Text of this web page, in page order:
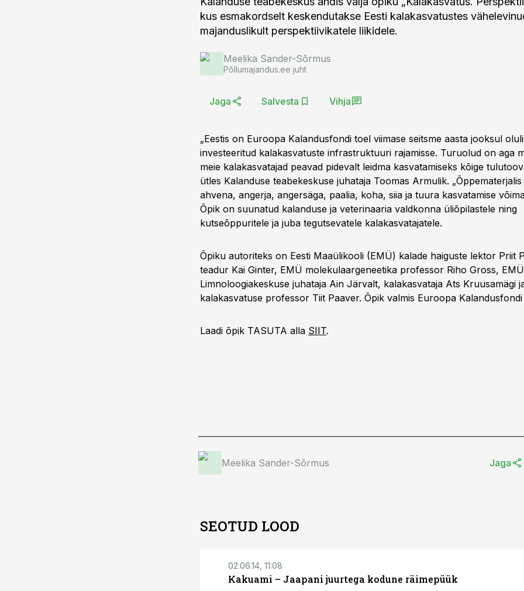
kus esmakordselt keskendutakse Eesti kalakasvatustes
majanduslikult perspektiivikatele liikidele.
Meelika Sander-Sõrmus
Põllumajandus.ee juht
Jaga Salvesta Vihja
„Eestis on Euroopa Kalandusfondi toel viimase seitsme aasta jooksul
investeeritud kalakasvatuste infrastruktuuri rajamisse. Turuolud on aga
meie kalakasvatajad peavad pidevalt leidma kasvatamiseks kõige
ütles Kalanduse teabekeskuse juhataja Toomas Armulik.
ahvena, angerja, angersäga, paalia, koha, siia ja tuura kasvatamise
Õpik on suunatud kalanduse ja veterinaaria valdkonna üliõpilastele ning
kutseõppuritele ja juba tegutsevatele kalakasvatajatele.
Õpiku autoriteks on Eesti Maaülikooli (EMÜ) kalade haiguste lektor Priit
teadur Kai Ginter, EMÜ molekulaargeneetika professor Riho Gross, EMÜ
Limnoloogiakeskuse juhataja Ain Järvalt, kalakasvataja Ats Kruusamägi
kalakasvatuse professor Tiit Paaver. Õpik valmis Euroopa Kalandusfondi
Laadi õpik TASUTA alla SIIT.
Meelika Sander-Sõrmus Jaga
SEOTUD LOOD
02.06.14, 11:08
Kakuami – Jaapani juurtega kodune räimepüük